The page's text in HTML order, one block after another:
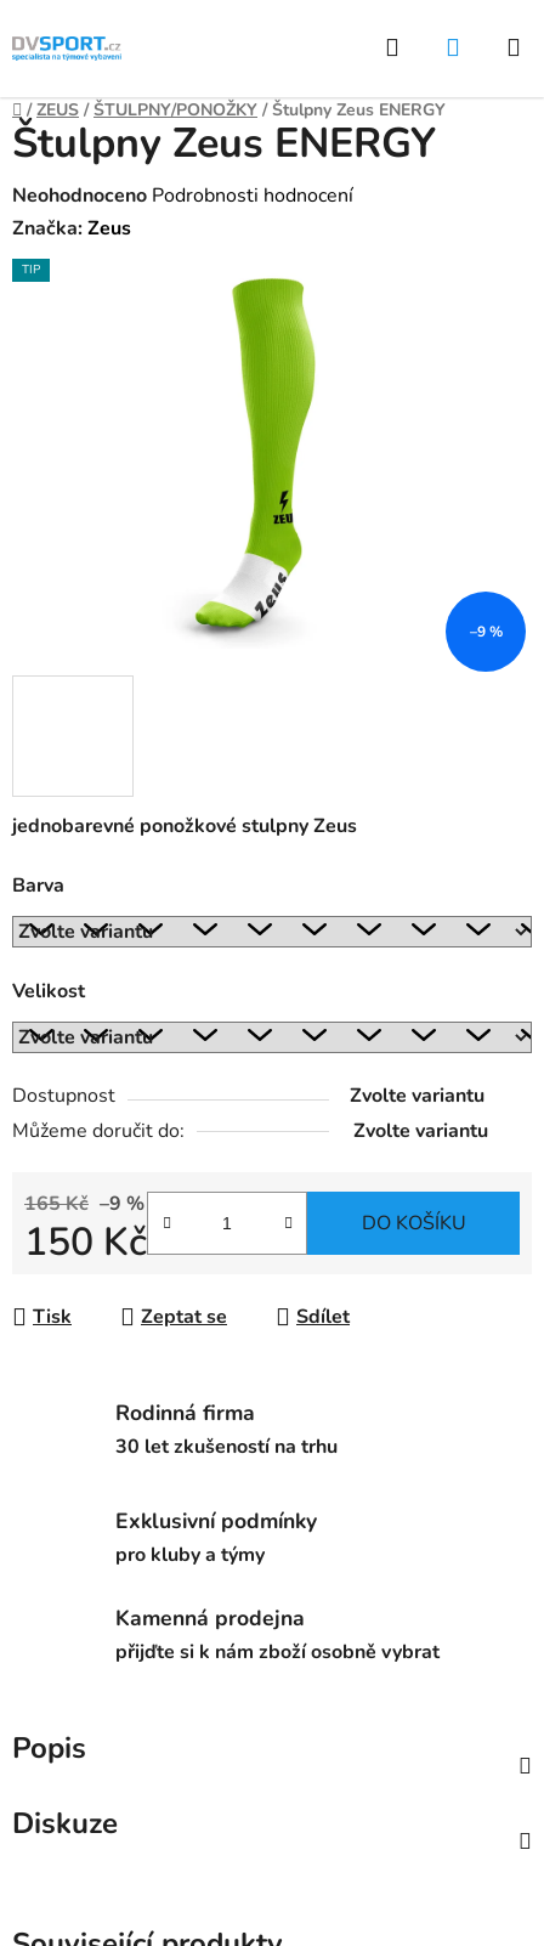
Přejít
na
Hledat
Domů
/ ZEUS / ŠTULPNY/PONOŽKY / Štulpny Zeus ENERGY
jednobarevné ponožkové stulpny Zeus
Barva
Velikost
Dostupnost
Zvolte variantu
Můžeme doručit do:
Zvolte variantu
165 Kč –9 %
150 Kč DO KOŠÍKU
Tisk Zeptat se Sdílet
Štulpny Zeus ENERGY
Průměrné
hodnocení
produktu
Neohodnoceno Podrobnosti hodnocení
Značka:Zeus
TIP
–9 %
Rodinná firma
30 let zkušeností na trhu
Exklusivní podmínky
pro kluby a týmy
Kamenná prodejna
přijďte si k nám zboží osobně vybrat
Popis
Diskuze